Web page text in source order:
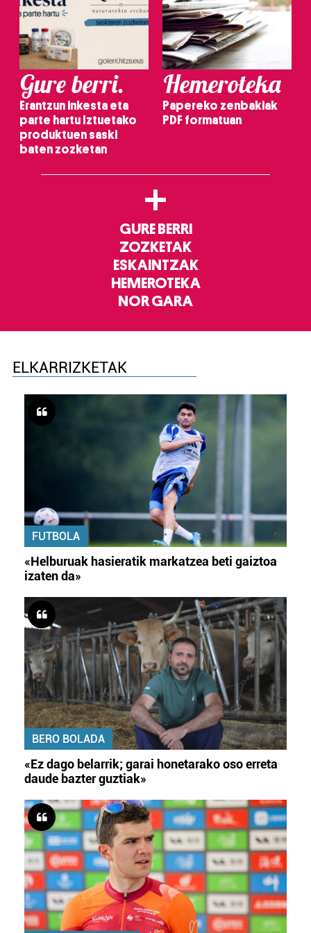
Gure berri.
Erantzun inkesta eta
parte hartu Iztuetako
produktuen saski
baten zozketan
Hemeroteka
Papereko zenbakiak
PDF formatuan
+
GURE BERRI
ZOZKETAK
ESKAINTZAK
HEMEROTEKA
NOR GARA
ELKARRIZKETAK
FUTBOLA
«Helburuak hasieratik markatzea beti gaiztoa
izaten da»
BERO BOLADA
«Ez dago belarrik; garai honetarako oso erreta
daude bazter guztiak»